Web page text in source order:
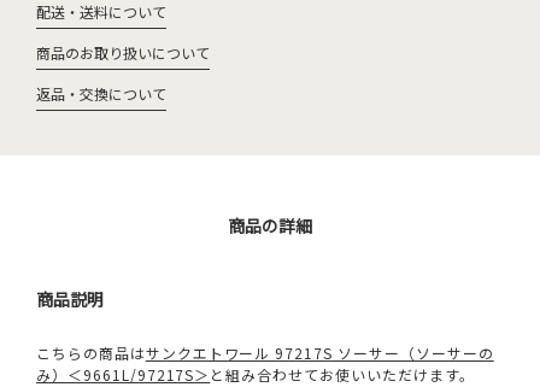
配送・送料について
商品のお取り扱いについて
返品・交換について
商品の詳細
商品説明
こちらの商品はサンクエトワール 97217S ソーサー（ソーサーの
み）＜9661L/97217S＞ と組み合わせてお使いいただけます。